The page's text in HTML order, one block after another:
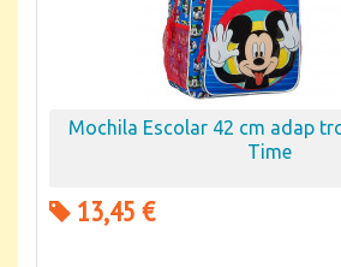
Mochila Escolar 42 cm adap
Time
13,45 €